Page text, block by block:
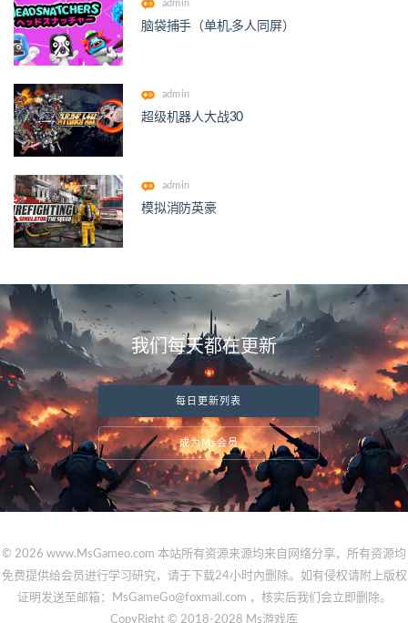
admin
脑袋捕手（单机.多人同屏）
admin
超级机器人大战30
admin
模拟消防英豪
我们每天都在更新
每日更新列表
成为Ms会员
© 2026 www.MsGameo.com 本站所有资源来源均来自网络分享，所有资源均
免费提供给会员进行学习研究，请于下载24小时內删除。如有侵权请附上版权
证明发送至邮箱：MsGameGo@foxmail.com ，核实后我们会立即删除。
CopyRight © 2018-2028 Ms游戏库